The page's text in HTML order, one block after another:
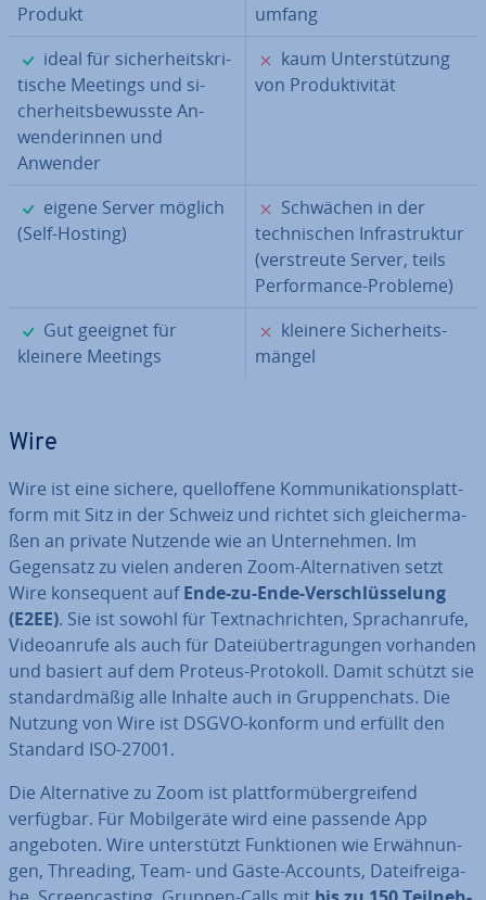
Produkt
um­fang
✓
ideal für si­cher­heits­kri­
ti­sche Meetings und si­
cher­heits­be­wuss­te An­
wen­de­rin­nen und
Anwender
✗
kaum Un­ter­stüt­zung
von Pro­duk­ti­vi­tät
✓
eigene Server möglich
(Self-Hosting)
✗
Schwächen in der
tech­ni­schen In­fra­struk­tur
(ver­streu­te Server, teils
Per­for­mance-Probleme)
✓
Gut geeignet für
kleinere Meetings
✗
kleinere Si­cher­heits­
män­gel
Wire
Wire ist eine sichere, quell­of­fe­ne Kom­mu­ni­ka­ti­ons­platt­
form mit Sitz in der Schweiz und richtet sich glei­cher­ma­
ßen an private Nutzende wie an Un­ter­neh­men. Im
Gegensatz zu vielen anderen Zoom-Al­ter­na­ti­ven setzt
Wire kon­se­quent aufEnde-zu-Ende-Ver­schlüs­se­lung
(E2EE). Sie ist sowohl für Text­nach­rich­ten, Sprach­an­ru­fe,
Vi­deo­an­ru­fe als auch für Da­tei­über­tra­gun­gen vorhanden
und basiert auf dem Proteus-Protokoll. Damit schützt sie
stan­dard­mä­ßig alle Inhalte auch in Grup­pen­chats. Die
Nutzung von Wire ist DSGVO-konform und erfüllt den
Standard ISO‑27001.
Die Al­ter­na­ti­ve zu Zoom ist platt­form­über­grei­fend
verfügbar. Für Mo­bil­ge­rä­te wird eine passende App
angeboten. Wire un­ter­stützt Funk­tio­nen wie Er­wäh­nun­
gen, Threading, Team- und Gäste-Accounts, Da­tei­frei­ga­